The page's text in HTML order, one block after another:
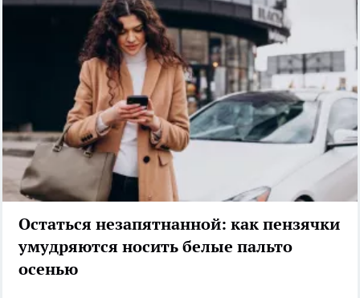
Остаться незапятнанной: как пензячки
умудряются носить белые пальто
осенью